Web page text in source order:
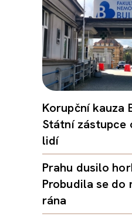
Korupční kauza
Státní zástupce
lidí
Prahu dusilo
Probudila se do
rána